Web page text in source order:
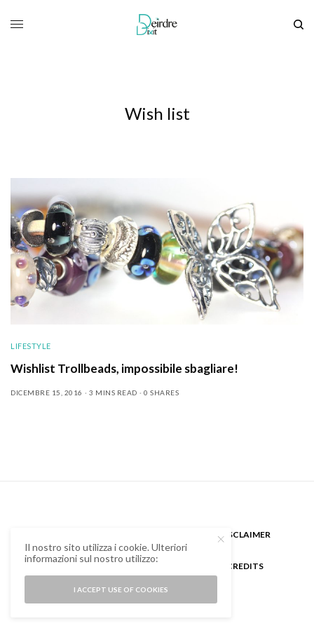
Wish list
LIFESTYLE
Wishlist Trollbeads, impossibile sbagliare!
DICEMBRE 15, 2016 3 MINS READ 0 SHARES
DISCLAIMER
CREDITS
Il nostro sito utilizza i cookie. Ulteriori
informazioni sul nostro utilizzo:
I ACCEPT USE OF COOKIES